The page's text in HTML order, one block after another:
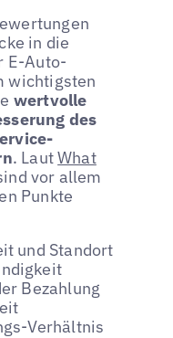
in die
E-Auto-
wichtigsten
wertvolle
des
. LautWhat
vor allem
Punkte
und Standort
Bezahlung
Verhältnis